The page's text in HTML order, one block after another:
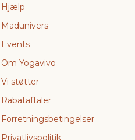
Hjælp
Madunivers
Events
Om Yogavivo
Vi støtter
Rabataftaler
Forretningsbetingelser